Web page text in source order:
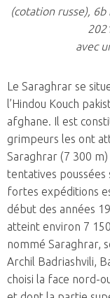
(cotation russe), 6b
avec
Le Saraghrar se
l’Hindou Kouch
afghane. Il est
grimpeurs les ont
Saraghrar (7 300
tentatives
fortes expéditions
début des années
atteint environ 7
nommé Saraghrar,
Archil Badriashvili,
choisi la face nord-